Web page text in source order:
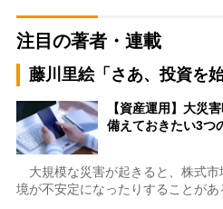
注目の著者・連載
藤川里絵「さあ、投資を
【資産運用】大災
備えておきたい3つ
大規模な災害が起きると、株式市
境が不安定になったりすることが